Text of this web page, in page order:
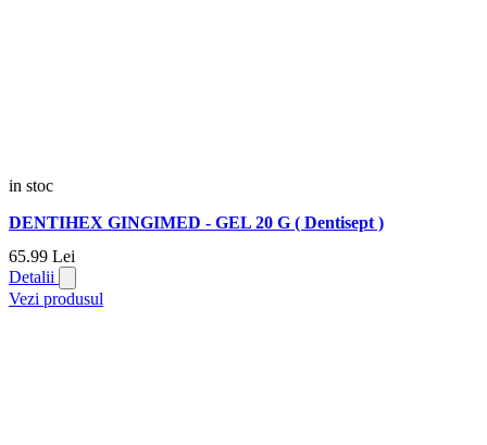
in stoc
DENTIHEX GINGIMED - GEL 20 G ( Dentisept )
65.99 Lei
Detalii
Vezi produsul